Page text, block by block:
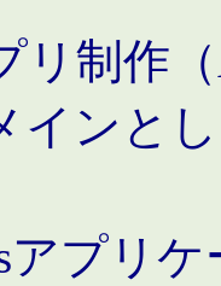
リ制作
インと
アプリ